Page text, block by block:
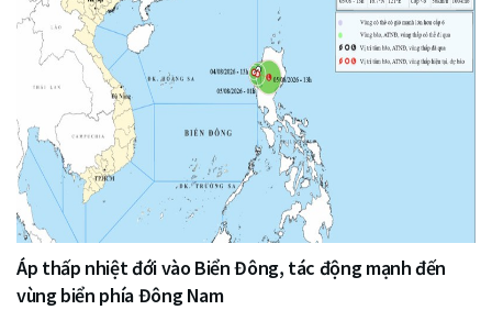
Áp thấp nhiệt đới vào Biển Đông, tác động mạnh đến
vùng biển phía Đông Nam